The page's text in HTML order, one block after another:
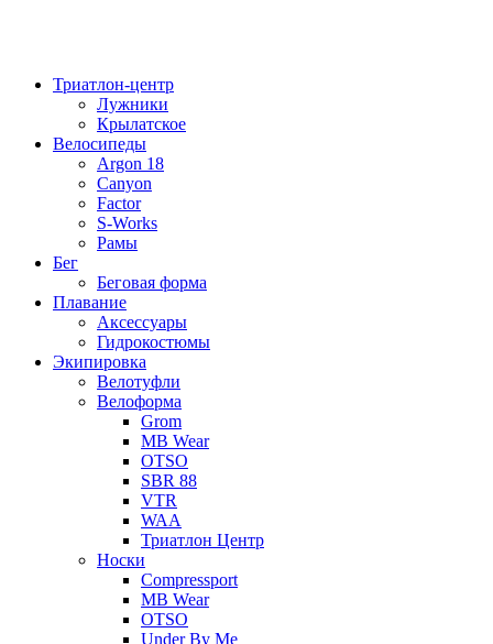
Триатлон-центр
Лужники
Крылатское
Велосипеды
Argon 18
Canyon
Factor
S-Works
Рамы
Бег
Беговая форма
Плавание
Аксессуары
Гидрокостюмы
Экипировка
Велотуфли
Велоформа
Grom
MB Wear
OTSO
SBR 88
VTR
WAA
Триатлон Центр
Носки
Compressport
MB Wear
OTSO
Under By Me